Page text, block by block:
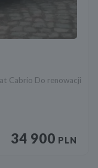
Cabrio Do renowacji
34 900 PLN